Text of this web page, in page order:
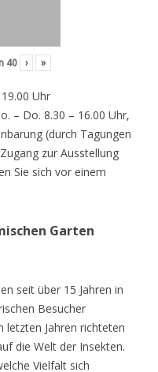
40 › »
Uhr
– Do. 8.30 – 16.00 Uhr,
(durch Tagungen
zur Ausstellung
Sie sich vor einem
Garten
seit über 15 Jahren in
Besucher
Jahren richteten
die Welt der Insekten.
Vielfalt sich